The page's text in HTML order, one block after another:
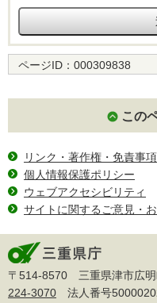
ページID： 000309838
この
リンク・著作権・免責事
個人情報保護ポリシー
ウェブアクセシビリティ
サイトに関するご意見・
〒514-8570 三重県津市広
224-3070 法人番号